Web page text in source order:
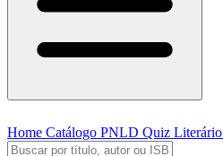
Home Catálogo PNLD Quiz Literário